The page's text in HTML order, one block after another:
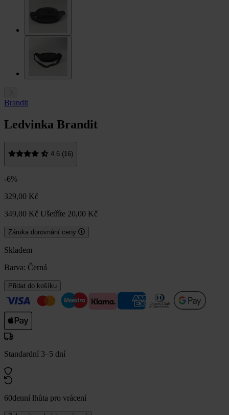
Brandit
Ledvinka Brandit
4.6 (16)
-6%
329,00 Kč
349,00 Kč Ušetříte 20,00 Kč
Záruka dorovnání ceny
Skladem
Barva: Černá
Přidat do košíku
Standardní 3–5 dní
60denní lhůta pro vrácení